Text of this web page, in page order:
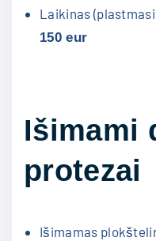
Laikinas
150 eur
Išimami
protezai
Išimamas